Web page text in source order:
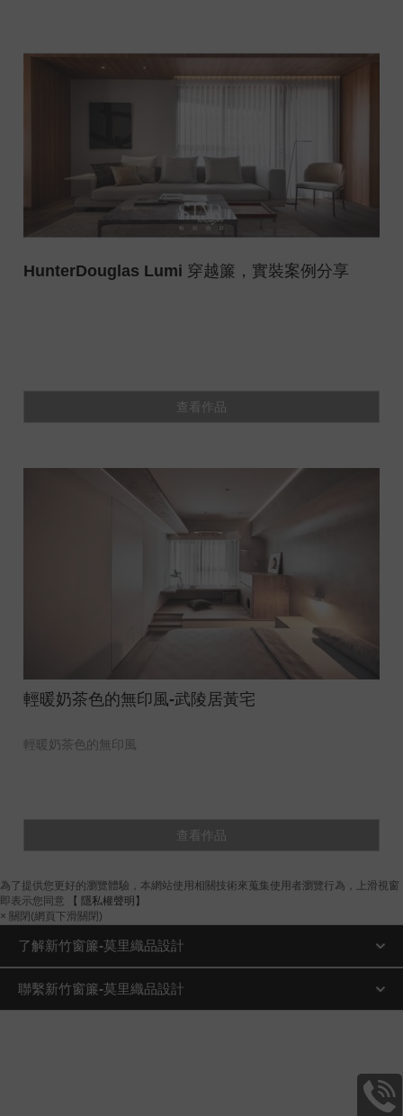
HunterDouglas Lumi 穿越簾，實裝案例分享
查看作品
輕暖奶茶色的無印風-武陵居黃宅
輕暖奶茶色的無印風
查看作品
為了提供您更好的瀏覽體驗，本網站使用相關技術來蒐集使用者瀏覽行為，上滑視窗
即表示您同意
【 隱私權聲明】
× 關閉(網頁下滑關閉)
了解新竹窗簾-莫里織品設計
聯繫新竹窗簾-莫里織品設計